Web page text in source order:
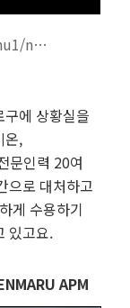
n…
에 상황실을
온,
문인력 20여
으로 대처하고
게 수용하기
있고요.
APM